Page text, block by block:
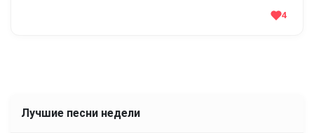
4
Лучшие песни недели